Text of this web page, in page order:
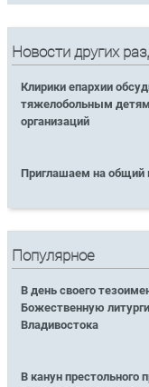
Новости других
Клирики епархии
тяжелобольным
организаций
Приглашаем на общий
Популярное
В день своего
Божественную
Владивостока
В канун престольного